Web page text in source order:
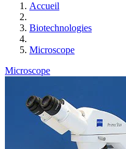
Accueil
Biotechnologies
Microscope
Microscope